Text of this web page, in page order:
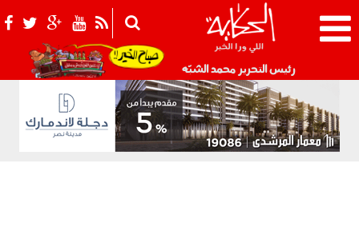
رئيس التحرير محمد الشبّه 021_2.png